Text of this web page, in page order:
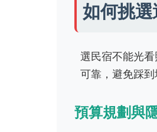
如何挑
選民宿不能光
可靠，避免踩到
預算規劃與